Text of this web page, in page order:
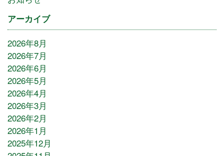
アーカイブ
2026年8月
2026年7月
2026年6月
2026年5月
2026年4月
2026年3月
2026年2月
2026年1月
2025年12月